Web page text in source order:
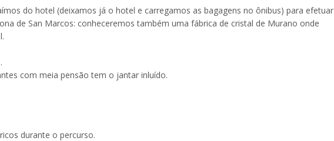
do hotel (deixamos já o hotel e carregamos as bagagens no ônibus) para efetuar
de San Marcos: conheceremos também uma fábrica de cristal de Murano onde
com meia pensão tem o jantar inluído.
durante o percurso.